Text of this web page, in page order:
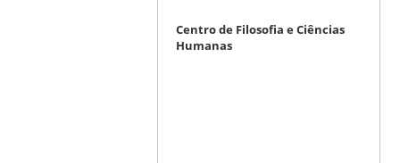
Centro de Filosofia e Ciências
Humanas